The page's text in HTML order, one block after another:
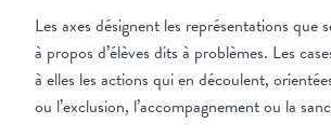
Les axes désignent les représentations que
à propos d’élèves dits à problèmes. Les
à elles les actions qui en découlent,
ou l’exclusion, l’accompagnement ou la